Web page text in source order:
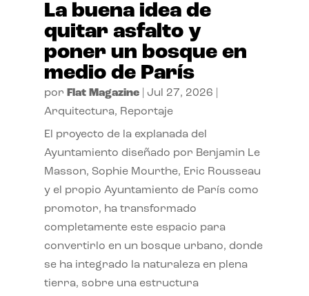
La buena idea de
quitar asfalto y
poner un bosque en
medio de París
por Flat Magazine| Jul 27, 2026
Arquitectura, Reportaje
El proyecto de la explanada del
Ayuntamiento diseñado por Benjamin Le
Masson, Sophie Mourthe, Eric Rousseau
y el propio Ayuntamiento de París como
promotor, ha transformado
completamente este espacio para
convertirlo en un bosque urbano, donde
se ha integrado la naturaleza en plena
tierra, sobre una estructura